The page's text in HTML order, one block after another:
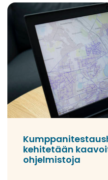
kehitetään
ohjelmistoja